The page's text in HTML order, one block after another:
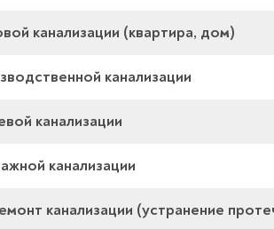
канализации (квартира, дом)
канализации
канализации
канализации
канализации (устранение